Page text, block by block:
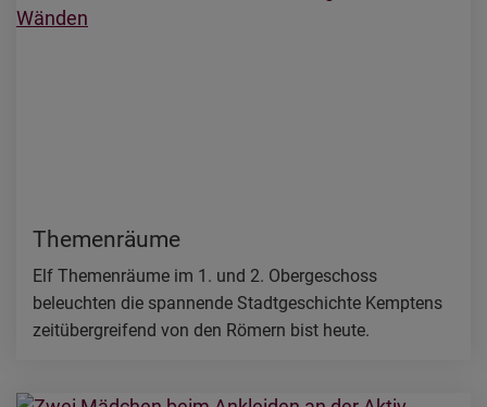
Themenräume
Elf Themenräume im 1. und 2. Obergeschoss
beleuchten die spannende Stadtgeschichte Kemptens
zeitübergreifend von den Römern bist heute.